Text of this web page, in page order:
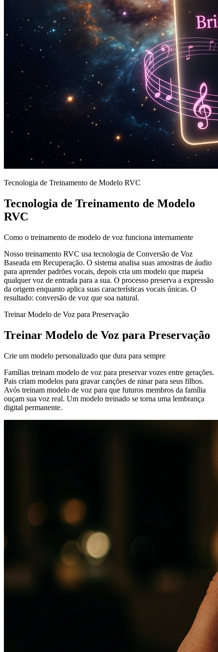
Tecnologia de Treinamento de Modelo RVC
Tecnologia de Treinamento de Modelo
RVC
Como o treinamento de modelo de voz funciona internamente
Nosso treinamento RVC usa tecnologia de Conversão de Voz
Baseada em Recuperação. O sistema analisa suas amostras de áudio
para aprender padrões vocais, depois cria um modelo que mapeia
qualquer voz de entrada para a sua. O processo preserva a expressão
da origem enquanto aplica suas características vocais únicas. O
resultado: conversão de voz que soa natural.
Treinar Modelo de Voz para Preservação
Treinar Modelo de Voz para Preservação
Crie um modelo personalizado que dura para sempre
Famílias treinam modelo de voz para preservar vozes entre gerações.
Pais criam modelos para gravar canções de ninar para seus filhos.
Avós treinam modelo de voz para que futuros membros da família
ouçam sua voz real. Um modelo treinado se torna uma lembrança
digital permanente.